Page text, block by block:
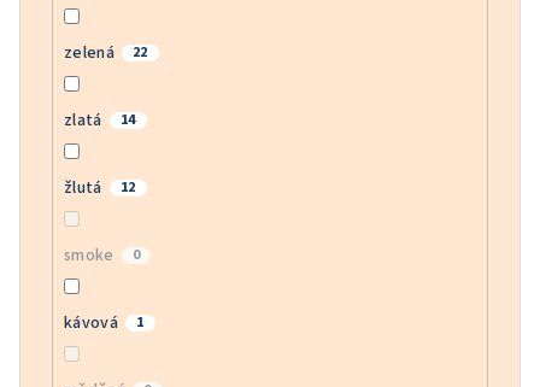
zelená 22
zlatá 14
žlutá 12
smoke 0
kávová 1